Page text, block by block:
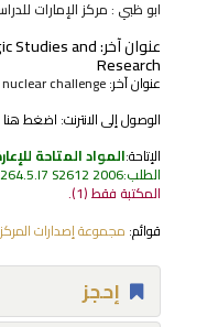
ابو ظبي : مركز الإمارات
عنوان آخر:Studies and
Research
عنوان آخر:challenge
الوصول إلى الانترنت: اضغط
الإتاحة:المواد المتاحة
الطلب:S2612 2006 , ..
المكتبة فقط(1).
قوائم: مجموعة إصدارات المركز
إحجز